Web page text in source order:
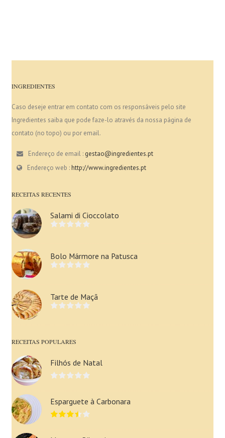
INGREDIENTES
Caso deseje entrar em contato com os responsáveis pelo site
Ingredientes saiba que pode faze-lo através da nossa página de
contato (no topo) ou por email.
Endereço de email : gestao@ingredientes.pt
Endereço web :http://www.ingredientes.pt
RECEITAS RECENTES
Salami di Cioccolato
Bolo Mármore na Patusca
Tarte de Maçã
RECEITAS POPULARES
Filhós de Natal
Esparguete à Carbonara